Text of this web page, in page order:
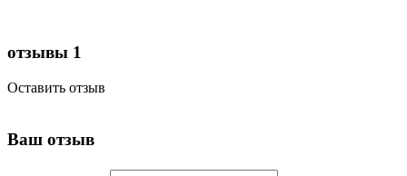
отзывы 1
Оставить отзыв
Ваш отзыв